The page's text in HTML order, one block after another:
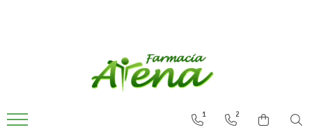
Afectiuni
1 2